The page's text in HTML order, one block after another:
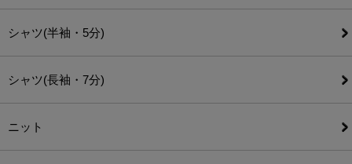
シャツ(半袖・5分)
シャツ(長袖・7分)
ニット